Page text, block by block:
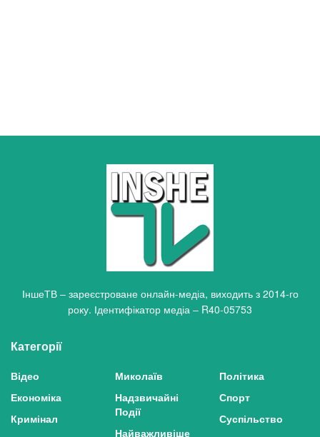
ІншеТВ – зареєстроване онлайн-медіа, виходить з 2014-го
року. Ідентифікатор медіа – R40-05753
Категорії
Відео
Економіка
Кримінал
Миколаїв
Надзвичайні
Події
Найважливіше
Політика
Спорт
Суспільство